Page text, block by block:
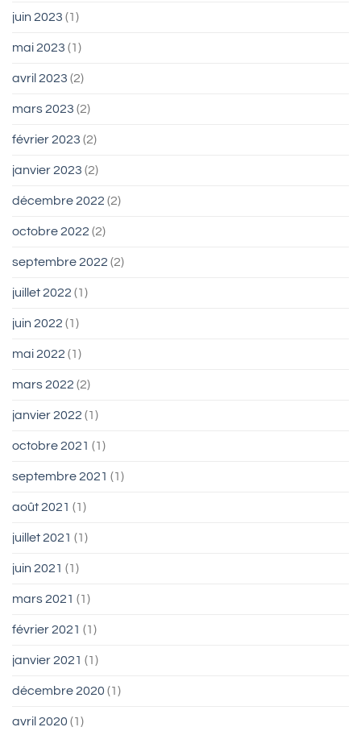
juin 2023 (1)
mai 2023 (1)
avril 2023 (2)
mars 2023 (2)
février 2023 (2)
janvier 2023 (2)
décembre 2022 (2)
octobre 2022 (2)
septembre 2022 (2)
juillet 2022 (1)
juin 2022 (1)
mai 2022 (1)
mars 2022 (2)
janvier 2022 (1)
octobre 2021 (1)
septembre 2021 (1)
août 2021 (1)
juillet 2021 (1)
juin 2021 (1)
mars 2021 (1)
février 2021 (1)
janvier 2021 (1)
décembre 2020 (1)
avril 2020 (1)